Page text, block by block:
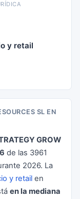
y retail
SL EN
GROW
de las 3961
2026. La
y retail en
en la mediana